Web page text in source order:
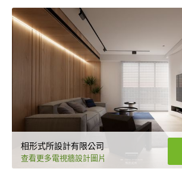
相形式所設計有限公司
查看更多電視牆設計圖片